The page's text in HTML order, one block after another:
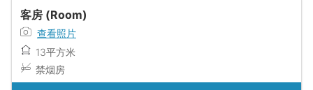
客房 (Room)
查看照片
13平方米
禁烟房